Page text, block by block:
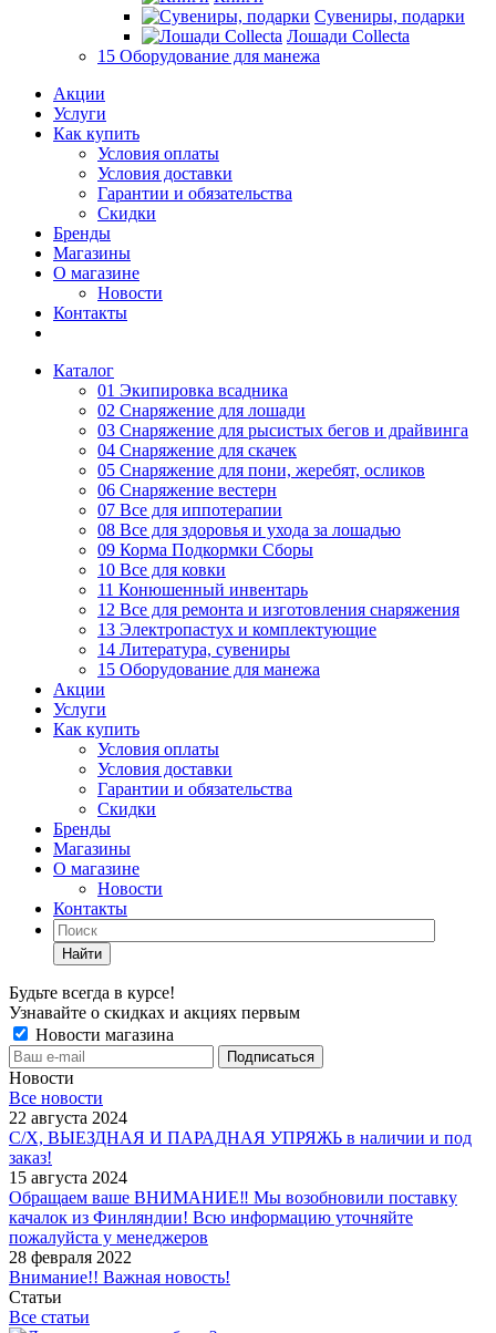
Сувениры, подарки
Лошади Collecta
15 Оборудование для манежа
Акции
Услуги
Как купить
Условия оплаты
Условия доставки
Гарантии и обязательства
Скидки
Бренды
Магазины
О магазине
Новости
Контакты
Каталог
01 Экипировка всадника
02 Снаряжение для лошади
03 Снаряжение для рысистых бегов и драйвинга
04 Снаряжение для скачек
05 Снаряжение для пони, жеребят, осликов
06 Снаряжение вестерн
07 Все для иппотерапии
08 Все для здоровья и ухода за лошадью
09 Корма Подкормки Сборы
10 Все для ковки
11 Конюшенный инвентарь
12 Все для ремонта и изготовления снаряжения
13 Электропастух и комплектующие
14 Литература, сувениры
15 Оборудование для манежа
Акции
Услуги
Как купить
Условия оплаты
Условия доставки
Гарантии и обязательства
Скидки
Бренды
Магазины
О магазине
Новости
Контакты
Найти
Будьте всегда в курсе!
Узнавайте о скидках и акциях первым
Новости магазина
Новости
Все новости
22 августа 2024
С/Х, ВЫЕЗДНАЯ И ПАРАДНАЯ УПРЯЖЬ в наличии и под
заказ!
15 августа 2024
Обращаем ваше ВНИМАНИЕ‼ Мы возобновили поставку
качалок из Финляндии! Всю информацию уточняйте
пожалуйста у менеджеров
28 февраля 2022
Внимание!! Важная новость!
Статьи
Все статьи